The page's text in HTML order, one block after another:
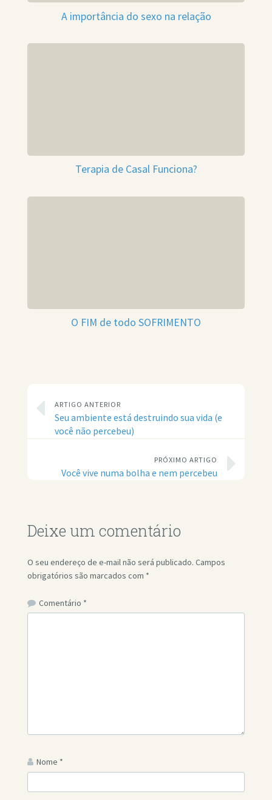
A importância do sexo na relação
Terapia de Casal Funciona?
O FIM de todo SOFRIMENTO
ARTIGO ANTERIOR
Seu ambiente está destruindo sua vida (e
você não percebeu)
PRÓXIMO ARTIGO
Você vive numa bolha e nem percebeu
Deixe um comentário
O seu endereço de e-mail não será publicado. Campos
obrigatórios são marcados com *
Comentário *
Nome *